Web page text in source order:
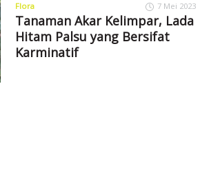
Flora 7 Mei 2023
Tanaman Akar Kelimpar, Lada
Hitam Palsu yang Bersifat
Karminatif